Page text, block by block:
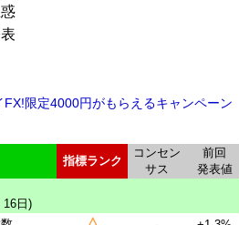
限定4000円がもらえるキャンペーン
指標ランク
コンセン
サス
前回
発表値
16日)